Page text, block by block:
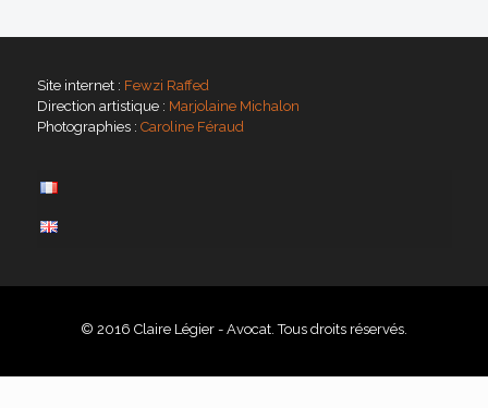
Site internet : Fewzi Raffed
Direction artistique : Marjolaine Michalon
Photographies : Caroline Féraud
© 2016 Claire Légier - Avocat. Tous droits réservés.